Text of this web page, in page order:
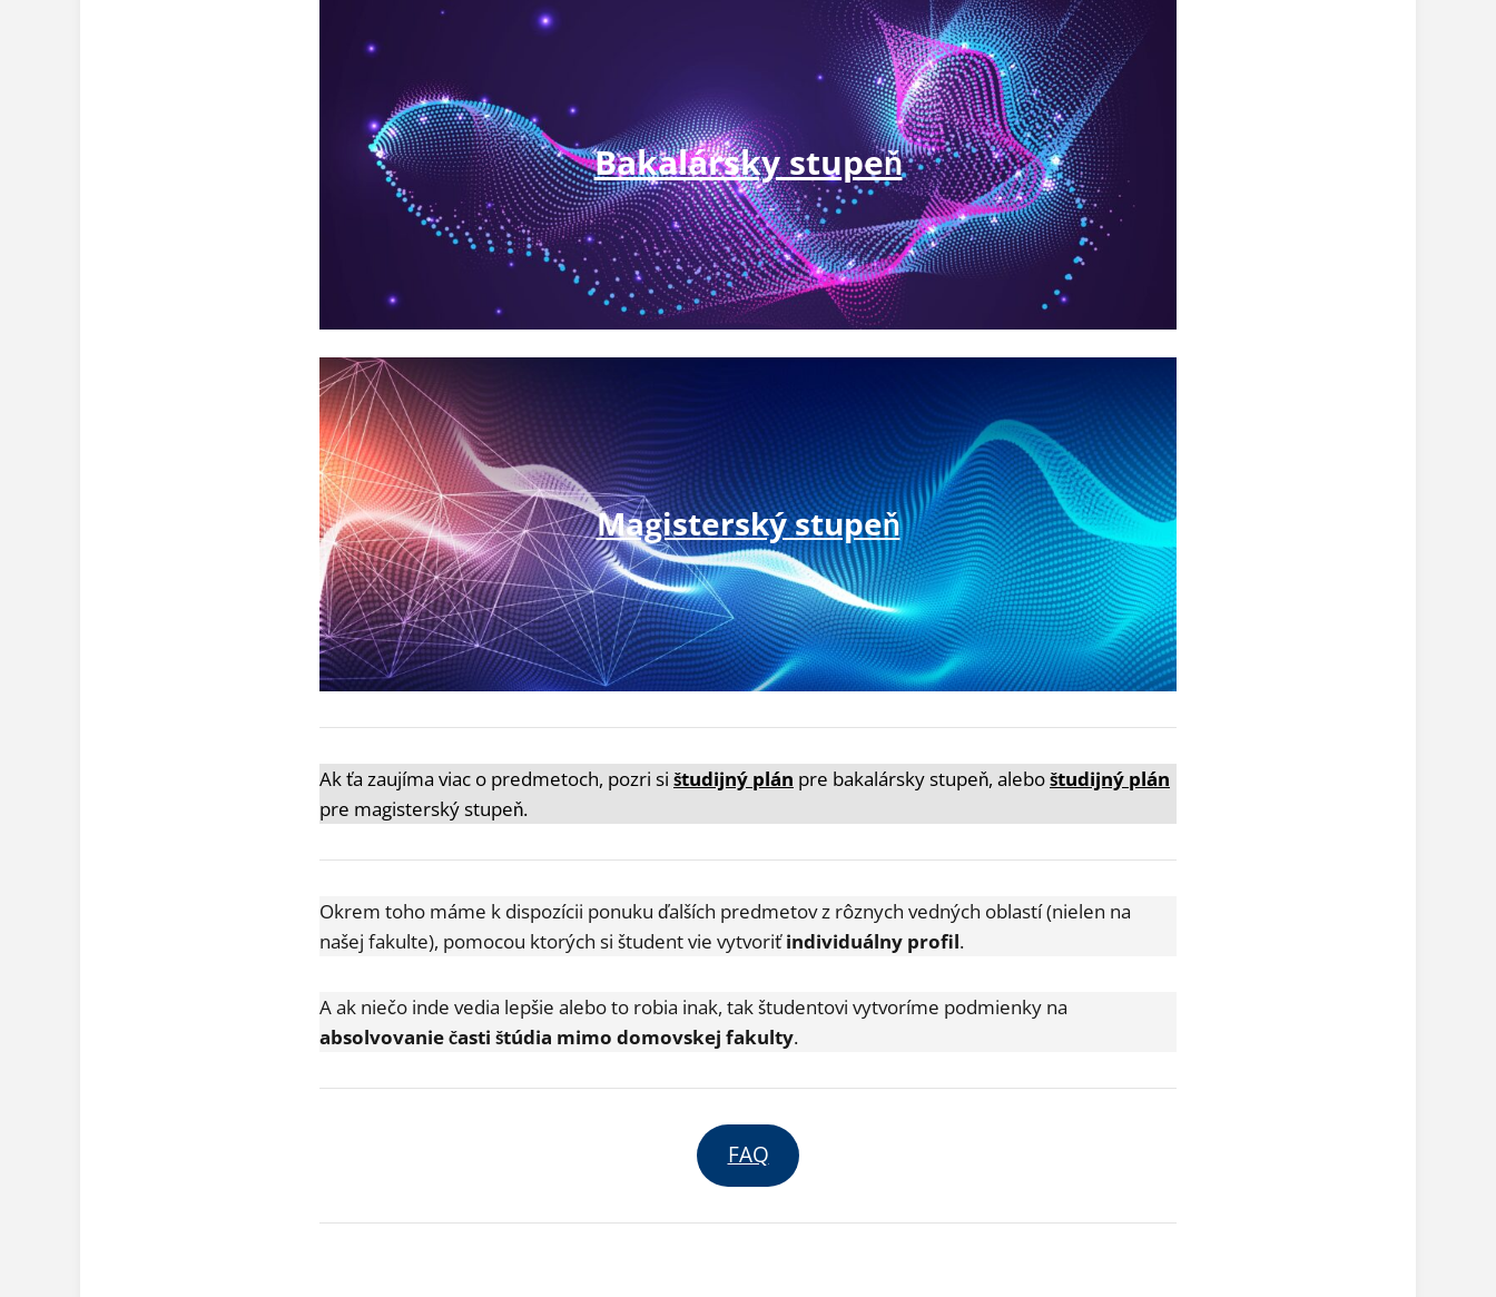
Bakalársky stupeň
Magisterský stupeň
Ak ťa zaujíma viac o predmetoch, pozri si študijný plán pre bakalársky stupeň, aleboštudijný plán
pre magisterský stupeň.
Okrem toho máme k dispozícii ponuku ďalších predmetov z rôznych vedných oblastí (nielen na
našej fakulte), pomocou ktorých si študent vie vytvoriťindividuálny profil.
A ak niečo inde vedia lepšie alebo to robia inak, tak študentovi vytvoríme podmienky na
absolvovanie časti štúdia mimo domovskej fakulty.
FAQ